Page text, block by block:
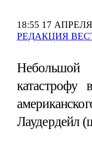
18:55 17
РЕДАКЦИЯ
Небольшой
катастрофу
Лаудердейл